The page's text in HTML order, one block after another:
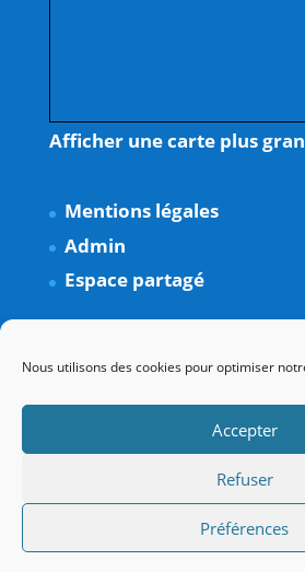
Nous utilisons des cookies pour optimiser
Accepter
Refuser
Préférences
Afficher une carte plus
Mentions légales
Admin
Espace partagé